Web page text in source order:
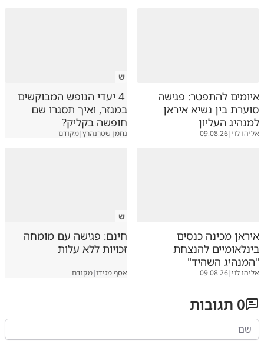
איומים להתפטר: פגישה
סוערת בין נשיא איראן
למנהיג העליון
אליהו לוי|
09.08.26
ש
4 יעדי הנופש המבוקשים
במגזר, ואיך תסגרו שם
חופשה בקליק?
נחמן שטרנהרץ|מקודם
איראן מכינה כנסים
בינלאומיים להנצחת
"המנהיג השהיד"
אליהו לוי|
09.08.26
ש
חינם: פגישה עם מומחה
זכויות ללא עלות
אסף מגידו|מקודם
0 תגובות